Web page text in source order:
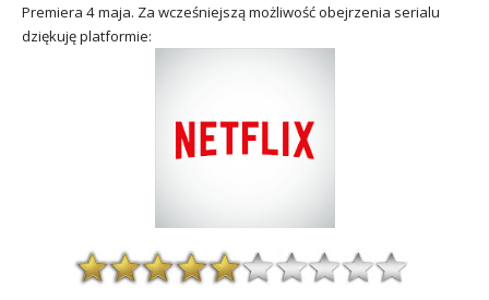
Premiera 4 maja. Za wcześniejszą możliwość obejrzenia serialu
dziękuję platformie: